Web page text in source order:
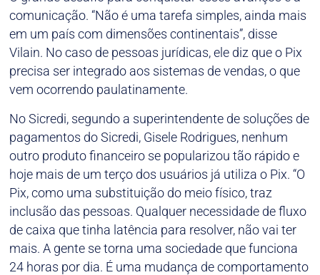
comunicação. “Não é uma tarefa simples, ainda mais
em um país com dimensões continentais”, disse
Vilain. No caso de pessoas jurídicas, ele diz que o Pix
precisa ser integrado aos sistemas de vendas, o que
vem ocorrendo paulatinamente.
No Sicredi, segundo a superintendente de soluções de
pagamentos do Sicredi, Gisele Rodrigues, nenhum
outro produto financeiro se popularizou tão rápido e
hoje mais de um terço dos usuários já utiliza o Pix. “O
Pix, como uma substituição do meio físico, traz
inclusão das pessoas. Qualquer necessidade de fluxo
de caixa que tinha latência para resolver, não vai ter
mais. A gente se torna uma sociedade que funciona
24 horas por dia. É uma mudança de comportamento